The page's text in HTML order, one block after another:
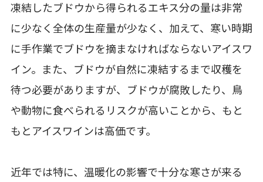
凍結したブドウから得られるエキス分の量は非常
に少なく全体の生産量が少なく、加えて、寒い時期
に手作業でブドウを摘まなければならないアイスワ
イン。また、ブドウが自然に凍結するまで収穫を
待つ必要がありますが、ブドウが腐敗したり、鳥
や動物に食べられるリスクが高いことから、もと
もとアイスワインは高価です。
近年では特に、温暖化の影響で十分な寒さが来る